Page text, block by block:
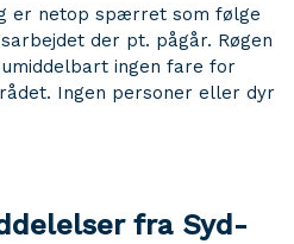
er netop spærret som følge
der pt. pågår. Røgen
ingen fare for
Ingen personer eller dyr
fra Syd-